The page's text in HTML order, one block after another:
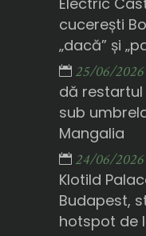
cucerești
„dacă” și
25/06/2026
dă
sub
Mangalia
24/06/2026
Klotild
Budapest,
hotspot de